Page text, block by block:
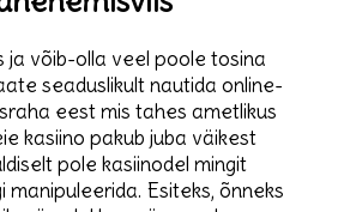
ja võib-olla veel poole tosina
seaduslikult nautida online-
eest mis tahes ametlikus
kasiino pakub juba väikest
pole kasiinodel mingit
manipuleerida. Esiteks, õnneks